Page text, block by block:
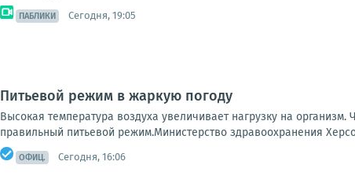
ПАБЛИКИ Сегодня, 19:05
Питьевой режим в жаркую погоду
Высокая температура воздуха увеличивает нагрузку на
правильный питьевой режим.Министерство здравоохранения
ОФИЦ. Сегодня, 16:06